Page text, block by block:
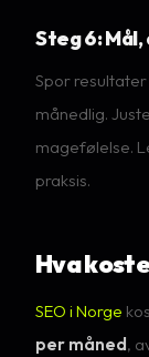
Steg 6:
Spor resultater
månedlig.
magefølelse.
praksis.
Hva
SEO i Norge
per måned ,